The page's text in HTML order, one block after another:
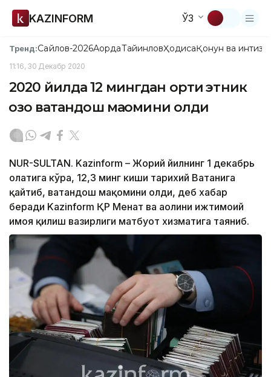
KAZINFORM ЎЗ
Тренд:Сайлов-2026АқордаТайинловҲодисаҚонун ва
11:16, 30 Декабр 2020
2020 йилда 12 мингдан ортиқ этник
қозоқ ватандош мақомини олди
NUR-SULTAN. Kazinform – Жорий йилнинг 1 декабрь
ҳолатига кўра, 12,3 минг киши тарихий Ватанига
қайтиб, ватандош мақомини олди, деб хабар
беради Kazinform ҚР Меҳнат ва аҳолини ижтимоий
ҳимоя қилиш вазирлиги матбуот хизматига таяниб.